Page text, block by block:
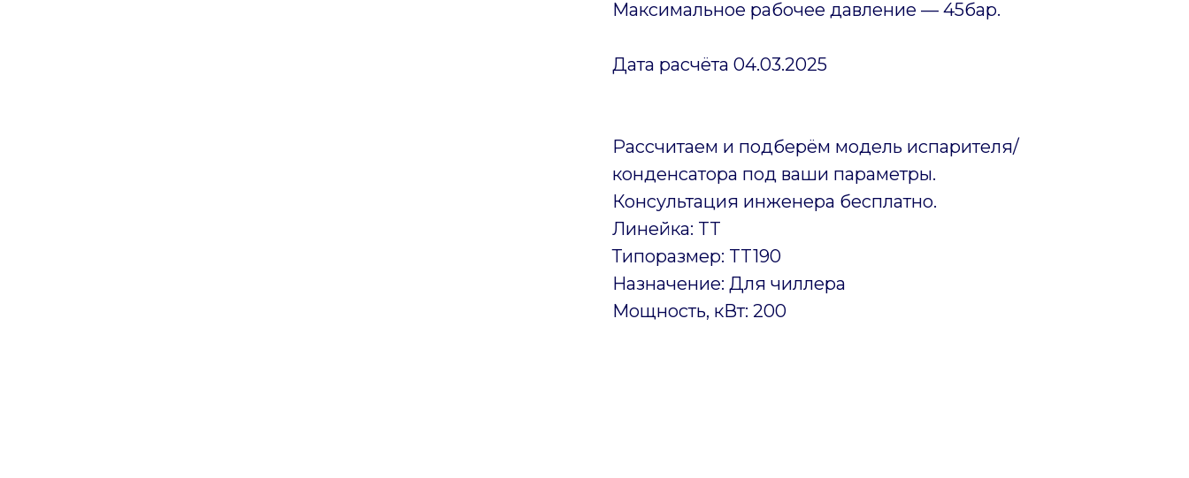
Максимальное рабочее давление — 45бар.
Дата расчёта 04.03.2025
Рассчитаем и подберём модель испарителя/
конденсатора под ваши параметры.
Консультация инженера бесплатно.
Линейка: TT
Типоразмер: TT190
Назначение: Для чиллера
Мощность, кВт: 200